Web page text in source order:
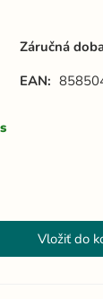
Záručná
EAN: